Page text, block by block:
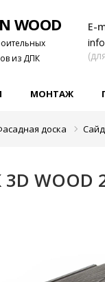
WOOD
из ДПК
E-
МОНТАЖ
доска
WOOD